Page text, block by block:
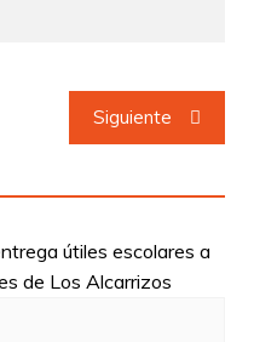
Siguiente